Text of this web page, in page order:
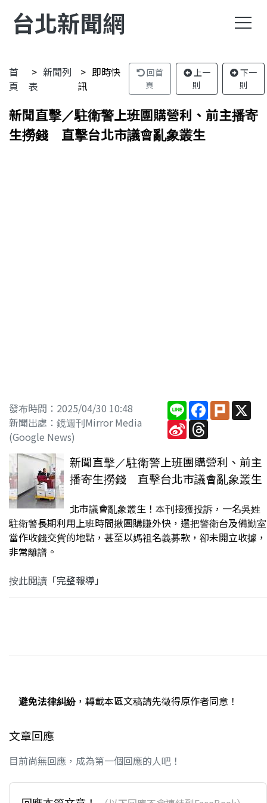
台北新聞網
首
頁
新聞列
表
即時快
訊
回首
頁
上一
則
下一
則
新聞直擊／駐衛警上班團購營利、前主播寄
生撈錢 直擊台北市議會亂象叢生
發布時間：2025/04/30 10:48
新聞出處：鏡週刊Mirror Media
(Google News)
Line Facebook
Plurk
Sina
Weibo
Threads
新聞直擊／駐衛警上班團購營利、前主
播寄生撈錢 直擊台北市議會亂象叢生
北市議會亂象叢生！本刊接獲投訴，一名吳姓
駐衛警長期利用上班時間揪團購賺外快，還把警衛台及備勤室
當作收錢交貨的地點，甚至以媽祖名義募款，卻未開立收據，
非常離譜。
按此閱讀「完整報導」
避免法律糾紛，轉載本區文稿請先徵得原作者同意！
文章回應
目前尚無回應，成為第一個回應的人吧！